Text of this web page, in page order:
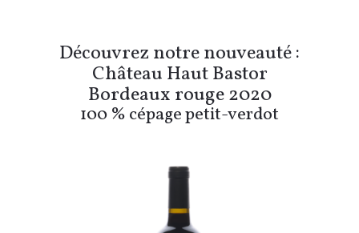
Découvrez notre nouveauté :
Château Haut Bastor
Bordeaux rouge 2020
100 % cépage petit-verdot